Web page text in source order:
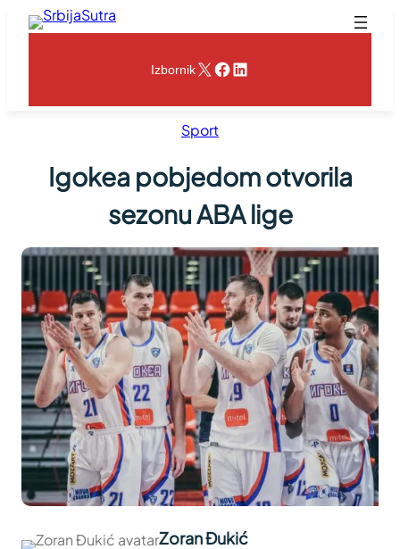
Skoči
IzbornikX Facebook
LinkedIn
Sport
Igokea pobjedom otvorila
sezonu ABA lige
Zoran Đukić